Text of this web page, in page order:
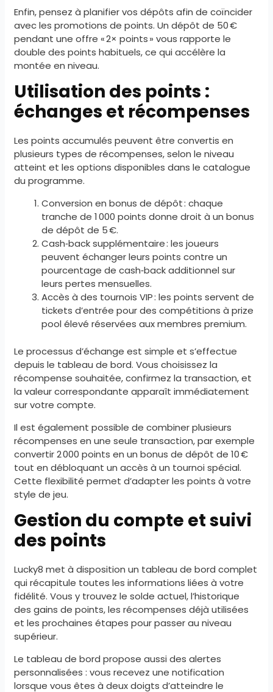
Enfin, pensez à planifier vos dépôts afin de coïncider
avec les promotions de points. Un dépôt de 50 €
pendant une offre « 2× points » vous rapporte le
double des points habituels, ce qui accélère la
montée en niveau.
Utilisation des points :
échanges et récompenses
Les points accumulés peuvent être convertis en
plusieurs types de récompenses, selon le niveau
atteint et les options disponibles dans le catalogue
du programme.
Conversion en bonus de dépôt : chaque
tranche de 1 000 points donne droit à un bonus
de dépôt de 5 €.
Cash‑back supplémentaire : les joueurs
peuvent échanger leurs points contre un
pourcentage de cash‑back additionnel sur
leurs pertes mensuelles.
Accès à des tournois VIP : les points servent de
tickets d’entrée pour des compétitions à prize
pool élevé réservées aux membres premium.
Le processus d’échange est simple et s’effectue
depuis le tableau de bord. Vous choisissez la
récompense souhaitée, confirmez la transaction, et
la valeur correspondante apparaît immédiatement
sur votre compte.
Il est également possible de combiner plusieurs
récompenses en une seule transaction, par exemple
convertir 2 000 points en un bonus de dépôt de 10 €
tout en débloquant un accès à un tournoi spécial.
Cette flexibilité permet d’adapter les points à votre
style de jeu.
Gestion du compte et suivi
des points
Lucky8 met à disposition un tableau de bord complet
qui récapitule toutes les informations liées à votre
fidélité. Vous y trouvez le solde actuel, l’historique
des gains de points, les récompenses déjà utilisées
et les prochaines étapes pour passer au niveau
supérieur.
Le tableau de bord propose aussi des alertes
personnalisées : vous recevez une notification
lorsque vous êtes à deux doigts d’atteindre le